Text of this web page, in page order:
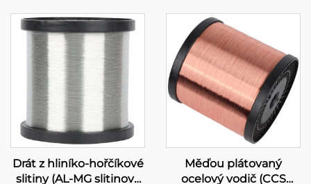
Drát z hliníko-hořčíkové
slitiny (AL-MG slitinový
Měďou plátovaný
ocelový vodič (CCS